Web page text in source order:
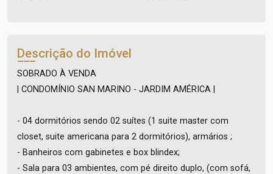
Descrição do Imóvel
SOBRADO À VENDA
| CONDOMÍNIO SAN MARINO - JARDIM AMÉRICA |
- 04 dormitórios sendo 02 suítes (1 suite master com
closet, suite americana para 2 dormitórios), armários ;
- Banheiros com gabinetes e box blindex;
- Sala para 03 ambientes, com pé direito duplo, (com sofá,